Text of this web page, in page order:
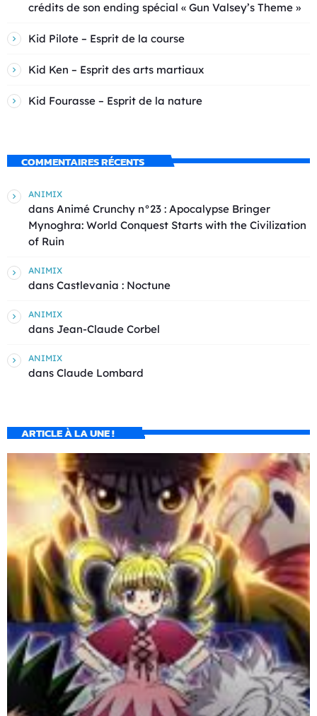
crédits de son ending spécial « Gun Valsey’s Theme »
Kid Pilote – Esprit de la course
Kid Ken – Esprit des arts martiaux
Kid Fourasse – Esprit de la nature
COMMENTAIRES RÉCENTS
ANIMIX
dans Animé Crunchy n°23 : Apocalypse Bringer
Mynoghra: World Conquest Starts with the Civilization
of Ruin
ANIMIX
dans Castlevania : Noctune
ANIMIX
dans Jean-Claude Corbel
ANIMIX
dans Claude Lombard
ARTICLE À LA UNE !